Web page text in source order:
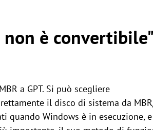
è
a GPT. Si può scegliere
il disco di sistema da MBR/
quando Windows è in esecuzione,